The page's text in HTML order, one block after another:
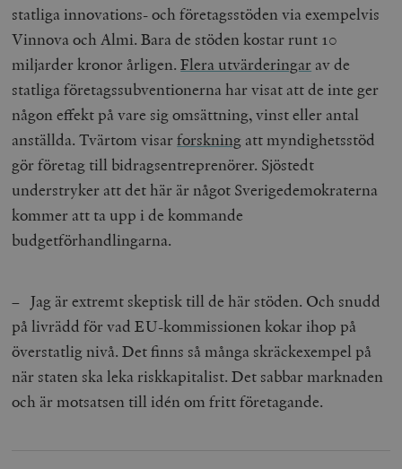
statliga innovations- och företagsstöden via exempelvis
Vinnova och Almi. Bara de stöden kostar runt 10
miljarder kronor årligen.Flera utvärderingar av de
statliga företagssubventionerna har visat att de inte ger
någon effekt på vare sig omsättning, vinst eller antal
anställda. Tvärtom visarforskning att myndighetsstöd
gör företag till bidragsentreprenörer. Sjöstedt
understryker att det här är något Sverigedemokraterna
kommer att ta upp i de kommande
budgetförhandlingarna.
– Jag är extremt skeptisk till de här stöden. Och snudd
på livrädd för vad EU-kommissionen kokar ihop på
överstatlig nivå. Det finns så många skräckexempel på
när staten ska leka riskkapitalist. Det sabbar marknaden
och är motsatsen till idén om fritt företagande.